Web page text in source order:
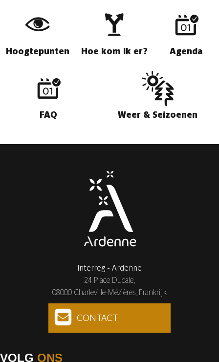
Hoogtepunten Hoe kom ik er? Agenda
FAQ Weer & Seizoenen
Interreg - Ardenne
24 Place Ducale,
08000 Charleville-Mézières, Frankrijk
CONTACT
VOLG ONS